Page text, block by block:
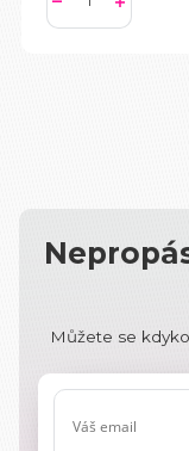
Můžete se